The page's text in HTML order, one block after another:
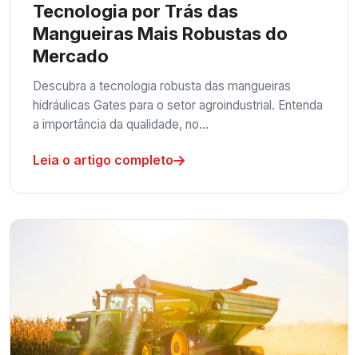
Tecnologia por Trás das
Mangueiras Mais Robustas do
Mercado
Descubra a tecnologia robusta das mangueiras
hidráulicas Gates para o setor agroindustrial. Entenda
a importância da qualidade, no…
Leia o artigo completo